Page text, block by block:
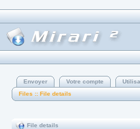
Envoyer Votre compte
Files :: File details
File details